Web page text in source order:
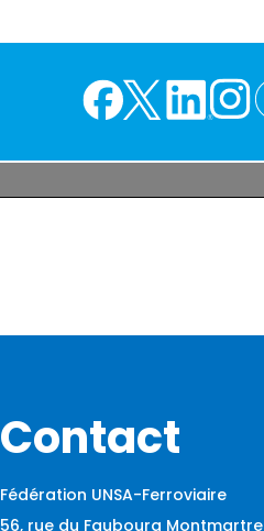
Contact
Fédération UNSA-Ferroviaire
56, rue du Faubourg Montmartre